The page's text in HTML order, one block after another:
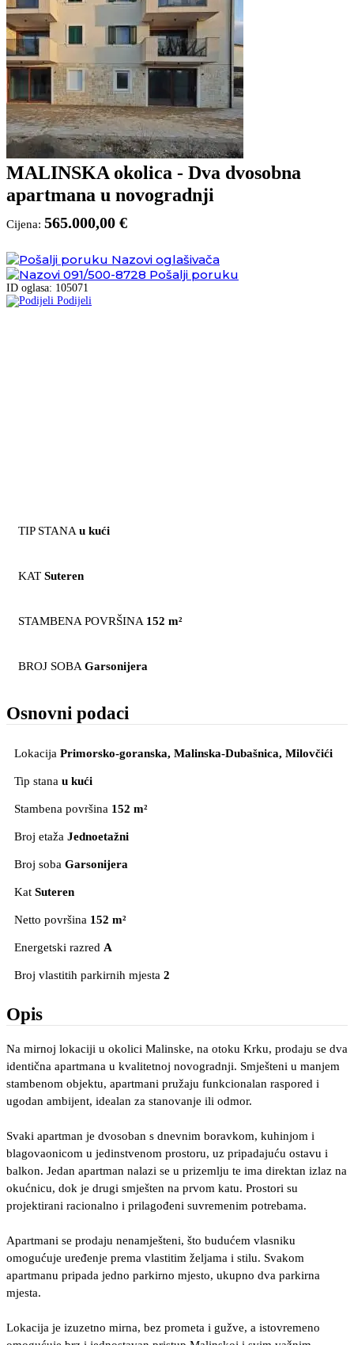
MALINSKA okolica - Dva dvosobna
apartmana u novogradnji
Cijena: 565.000,00 €
Nazovi oglašivača
091/500-8728 Pošalji poruku
ID oglasa: 105071
Podijeli
TIP STANA u kući
KAT Suteren
STAMBENA POVRŠINA 152 m²
BROJ SOBA Garsonijera
Osnovni podaci
Lokacija Primorsko-goranska, Malinska-Dubašnica, Milovčići
Tip stana u kući
Stambena površina 152 m²
Broj etaža Jednoetažni
Broj soba Garsonijera
Kat Suteren
Netto površina 152 m²
Energetski razred A
Broj vlastitih parkirnih mjesta 2
Opis
Na mirnoj lokaciji u okolici Malinske, na otoku Krku, prodaju se dva
identična apartmana u kvalitetnoj novogradnji. Smješteni u manjem
stambenom objektu, apartmani pružaju funkcionalan raspored i
ugodan ambijent, idealan za stanovanje ili odmor.
Svaki apartman je dvosoban s dnevnim boravkom, kuhinjom i
blagovaonicom u jedinstvenom prostoru, uz pripadajuću ostavu i
balkon. Jedan apartman nalazi se u prizemlju te ima direktan izlaz na
okućnicu, dok je drugi smješten na prvom katu. Prostori su
projektirani racionalno i prilagođeni suvremenim potrebama.
Apartmani se prodaju nenamješteni, što budućem vlasniku
omogućuje uređenje prema vlastitim željama i stilu. Svakom
apartmanu pripada jedno parkirno mjesto, ukupno dva parkirna
mjesta.
Lokacija je izuzetno mirna, bez prometa i gužve, a istovremeno